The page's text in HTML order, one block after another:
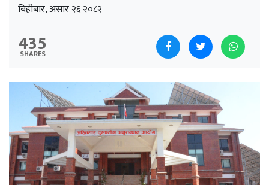
बिहीबार, असार २६ २०८२
435
SHARES